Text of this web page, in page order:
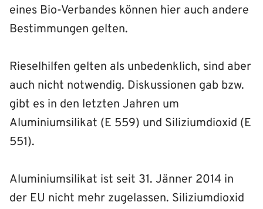
eines Bio-Verbandes können hier auch andere
Bestimmungen gelten.
Rieselhilfen gelten als unbedenklich, sind aber
auch nicht notwendig. Diskussionen gab bzw.
gibt es in den letzten Jahren um
Aluminiumsilikat (E 559) und Siliziumdioxid (E
551).
Aluminiumsilikat ist seit 31. Jänner 2014 in
der EU nicht mehr zugelassen. Siliziumdioxid